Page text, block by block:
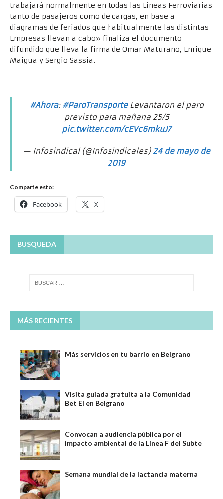
trabajará normalmente en todas las Líneas Ferroviarias
tanto de pasajeros como de cargas, en base a
diagramas de feriados que habitualmente las distintas
Empresas llevan a cabo» finaliza el documento
difundido que lleva la firma de Omar Maturano, Enrique
Maigua y Sergio Sassia.
#Ahora: #ParoTransporteLevantaron el paro
previsto para mañana 25/5
pic.twitter.com/cEVc6mkuJ7
— Infosindical (@Infosindicales) 24 de mayo de
2019
Comparte esto:
Facebook X
BUSQUEDA
MÁS RECIENTES
Más servicios en tu barrio en Belgrano
Visita guiada gratuita a la Comunidad
Bet El en Belgrano
Convocan a audiencia pública por el
impacto ambiental de la Línea F del Subte
Semana mundial de la lactancia materna